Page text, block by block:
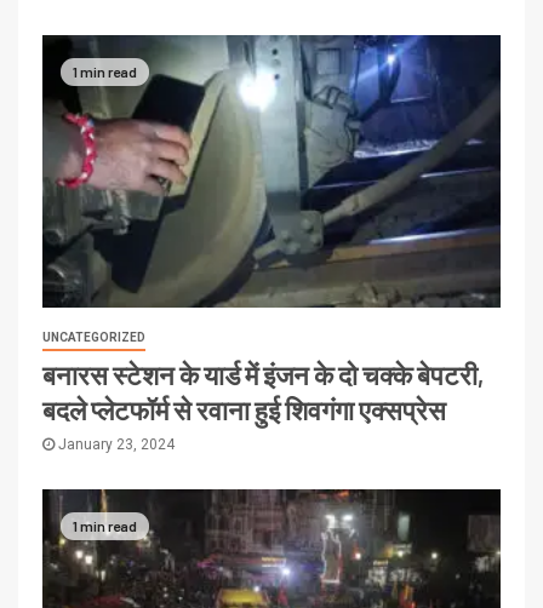
1 min read
UNCATEGORIZED
बनारस स्टेशन के यार्ड में इंजन के दो चक्के बेपटरी,
बदले प्लेटफॉर्म से रवाना हुई शिवगंगा एक्सप्रेस
January 23, 2024
1 min read